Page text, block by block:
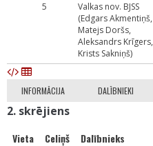
5
Valkas nov. BJSS
(Edgars Akmentiņš,
Matejs Doršs,
Aleksandrs Krīgers,
Krists Sakniņš)
INFORMĀCIJA DALĪBNIEKI
2. skrējiens
Vieta Celiņš Dalībnieks